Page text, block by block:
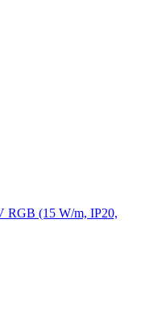
RGB (15 W/m, IP20,